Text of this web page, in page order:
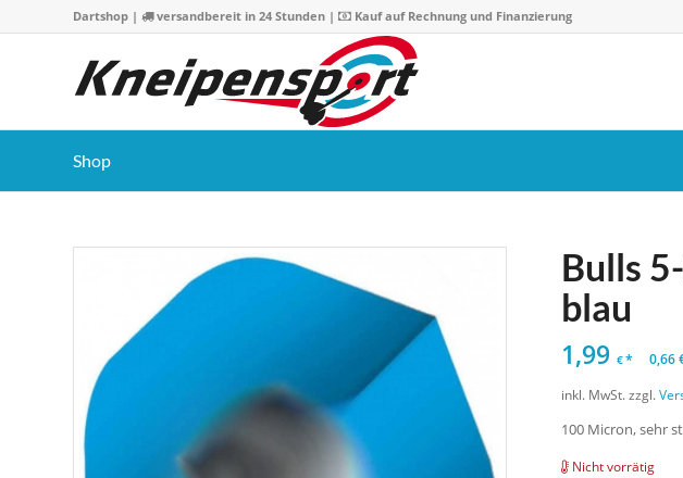
Dartshop | versandbereit in 24 Stunden | Kauf auf Rechnung und Finanzierung
Shop
Bulls
blau
1,99€* 0,66
inkl. MwSt. zzgl.
100 Micron, sehr
Nicht vorrätig